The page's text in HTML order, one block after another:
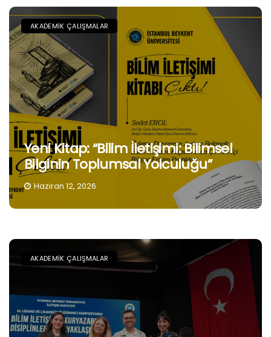
AKADEMIK ÇALIŞMALAR
Yeni Kitap: “Bilim İletişimi: Bilimsel
Bilginin Toplumsal Yolculuğu”
Haziran 12, 2026
AKADEMIK ÇALIŞMALAR